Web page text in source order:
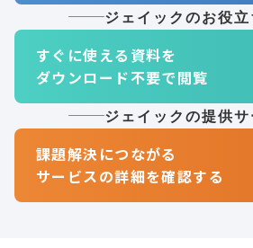
ジェイックのお役
すぐに使える資料を
ダウンロード不要で閲覧
ジェイックの提供サ
課題解決につながる
サービスの詳細を確認する